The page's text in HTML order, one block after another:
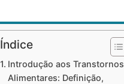
Índice
Introdução aos Transtornos
Alimentares: Definição,